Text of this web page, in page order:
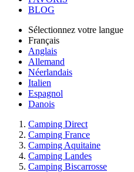
BLOG
Sélectionnez votre langue
Français
Anglais
Allemand
Néerlandais
Italien
Espagnol
Danois
Camping Direct
Camping France
Camping Aquitaine
Camping Landes
Camping Biscarrosse